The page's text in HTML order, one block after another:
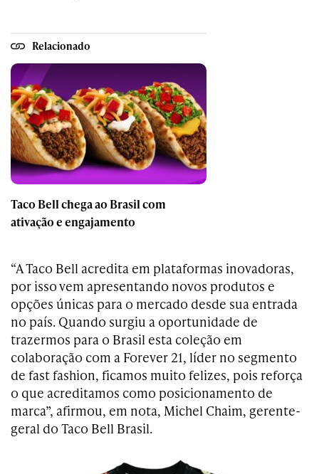
Relacionado
Taco Bell chega ao Brasil com
ativação e engajamento
“A Taco Bell acredita em plataformas inovadoras,
por isso vem apresentando novos produtos e
opções únicas para o mercado desde sua entrada
no país. Quando surgiu a oportunidade de
trazermos para o Brasil esta coleção em
colaboração com a Forever 21, líder no segmento
de fast fashion, ficamos muito felizes, pois reforça
o que acreditamos como posicionamento de
marca”, afirmou, em nota, Michel Chaim, gerente-
geral do Taco Bell Brasil.